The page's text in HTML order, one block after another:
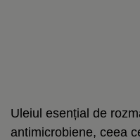
Uleiul esențial de
antimicrobiene, ceea